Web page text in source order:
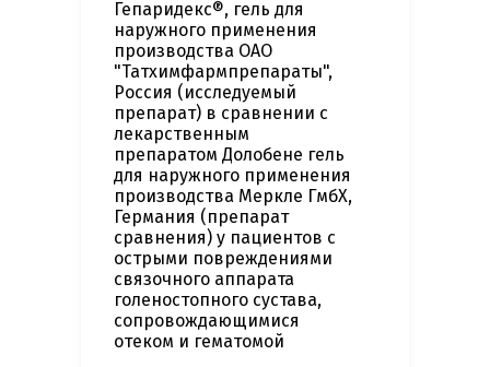
Гепаридекс®, гель для
наружного применения
производства ОАО
"Татхимфармпрепараты",
Россия (исследуемый
препарат) в сравнении с
лекарственным
препаратом Долобене гель
для наружного применения
производства Меркле ГмбХ,
Германия (препарат
сравнения) у пациентов с
острыми повреждениями
связочного аппарата
голеностопного сустава,
сопровождающимися
отеком и гематомой